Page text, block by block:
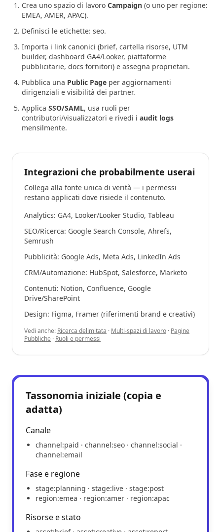
Crea uno spazio di lavoro Campaign (o uno per regione:
EMEA, AMER, APAC).
Definisci le etichette: seo.
Importa i link canonici (brief, cartella risorse, UTM
builder, dashboard GA4/Looker, piattaforme
pubblicitarie, docs fornitori) e assegna proprietari.
Pubblica una Public Page per aggiornamenti
dirigenziali e visibilità dei partner.
Applica SSO/SAML, usa ruoli per
contributori/visualizzatori e rivedi i audit logs
mensilmente.
Integrazioni che probabilmente userai
Collega alla fonte unica di verità — i permessi
restano applicati dove risiede il contenuto.
Analytics: GA4, Looker/Looker Studio, Tableau
SEO/Ricerca: Google Search Console, Ahrefs,
Semrush
Pubblicità: Google Ads, Meta Ads, LinkedIn Ads
CRM/Automazione: HubSpot, Salesforce, Marketo
Contenuti: Notion, Confluence, Google
Drive/SharePoint
Design: Figma, Framer (riferimenti brand e creativi)
Vedi anche: Ricerca delimitata · Multi-spazi di lavoro · Pagine
Pubbliche · Ruoli e permessi
Tassonomia iniziale (copia e
adatta)
Canale
channel:paid · channel:seo · channel:social ·
channel:email
Fase e regione
stage:planning · stage:live · stage:post
region:emea · region:amer · region:apac
Risorse e stato